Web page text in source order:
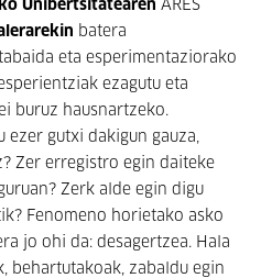
Unibertsitatearen ARES
batera
eta esperimentaziorako
ezagutu eta
buruz hausnartzeko.
ezer gutxi dakigun gauza,
Zer erregistro egin daiteke
Zerk alde egin digu
Fenomeno horietako asko
jo ohi da: desagertzea. Hala
behartutakoak, zabaldu egin